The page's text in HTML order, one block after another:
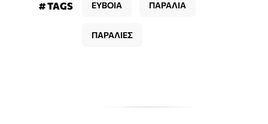
# TAGS ΕΥΒΟΙΑ ΠΑΡΑΛΙΑ
ΠΑΡΑΛΙΕΣ